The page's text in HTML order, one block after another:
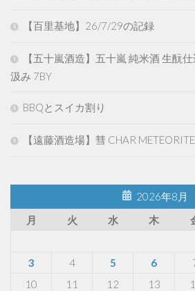
【百里基地】26/7/29の記録
【五十嵐酒造】五十嵐 純米酒 生酛
汲み 7BY
BBQとスイカ割り
【遠藤酒造場】彗 CHAR
2026年8月
月
火 水 木
3
4 5 6
10
11 12 13